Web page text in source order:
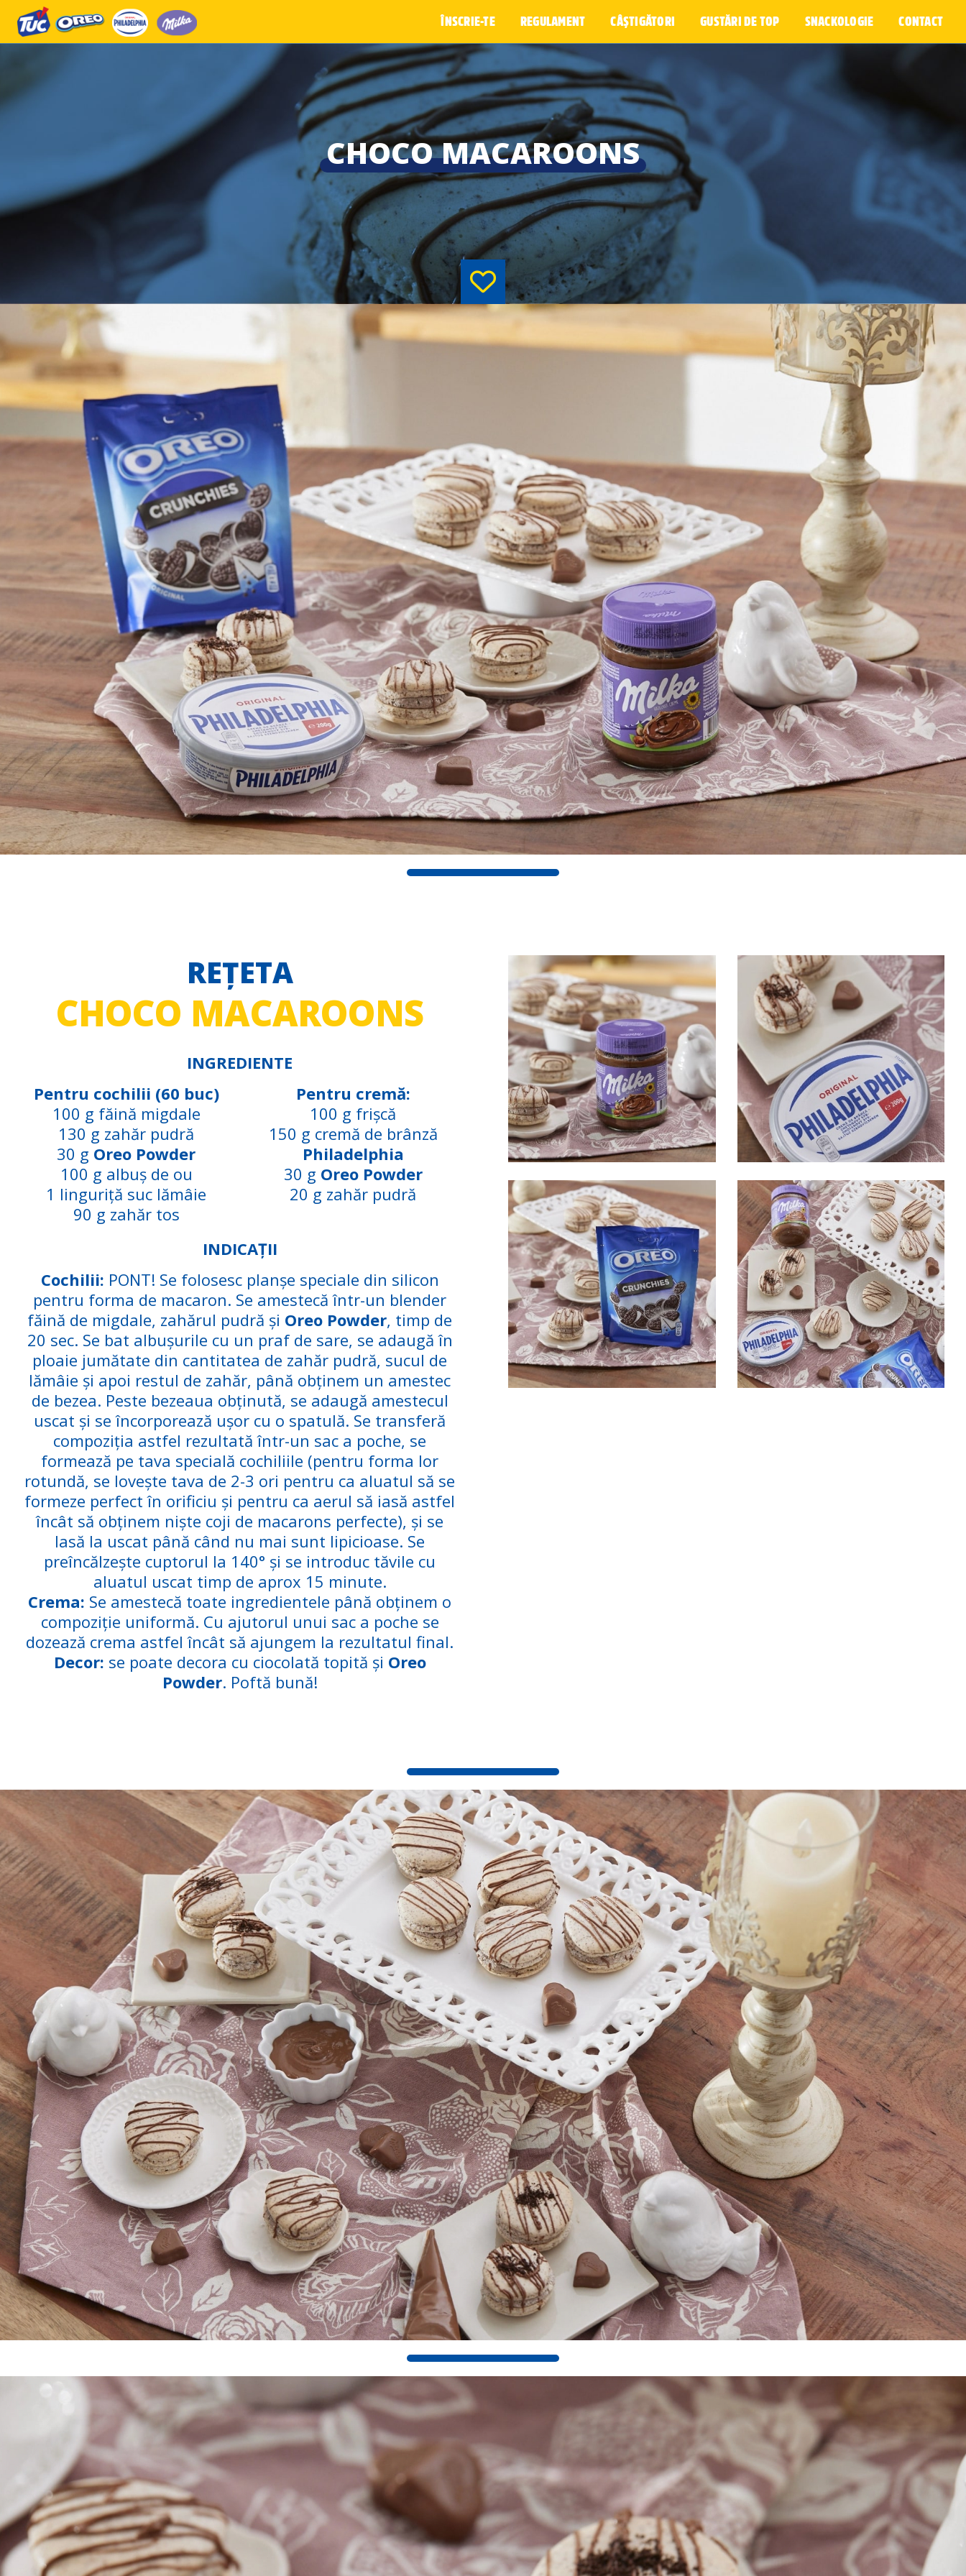
ÎNSCRIE-TE REGULAMENT CÂȘTIGĂTORI GUSTĂRI DE TOP SNACKOLOGIE CONTACT
CHOCO MACAROONS
REȚETA
CHOCO MACAROONS
INGREDIENTE
Pentru cochilii (60 buc)
100 g făină migdale
130 g zahăr pudră
30 g Oreo Powder
100 g albuș de ou
1 linguriță suc lămâie
90 g zahăr tos
Pentru cremă:
100 g frișcă
150 g cremă de brânză
Philadelphia
30 g Oreo Powder
20 g zahăr pudră
INDICAȚII
Cochilii: PONT! Se folosesc planșe speciale din silicon
pentru forma de macaron. Se amestecă într-un blender
făină de migdale, zahărul pudră și Oreo Powder, timp de
20 sec. Se bat albușurile cu un praf de sare, se adaugă în
ploaie jumătate din cantitatea de zahăr pudră, sucul de
lămâie și apoi restul de zahăr, până obținem un amestec
de bezea. Peste bezeaua obținută, se adaugă amestecul
uscat și se încorporează ușor cu o spatulă. Se transferă
compoziția astfel rezultată într-un sac a poche, se
formează pe tava specială cochiliile (pentru forma lor
rotundă, se lovește tava de 2-3 ori pentru ca aluatul să se
formeze perfect în orificiu și pentru ca aerul să iasă astfel
încât să obținem niște coji de macarons perfecte), și se
lasă la uscat până când nu mai sunt lipicioase. Se
preîncălzește cuptorul la 140° și se introduc tăvile cu
aluatul uscat timp de aprox 15 minute.
Crema: Se amestecă toate ingredientele până obținem o
compoziție uniformă. Cu ajutorul unui sac a poche se
dozează crema astfel încât să ajungem la rezultatul final.
Decor: se poate decora cu ciocolată topită și Oreo
Powder. Poftă bună!